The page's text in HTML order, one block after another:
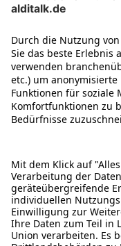
ALDI TALK WEBSHOP
ALDI TALK MOBILFUNK